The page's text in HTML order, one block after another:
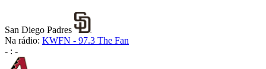
San Diego Padres
Na rádio: KWFN - 97.3 The Fan
- : -